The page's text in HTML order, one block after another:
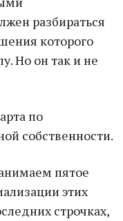
разбираться
которого
Но он так и не
по
собственности.
пятое
этих
строчках,